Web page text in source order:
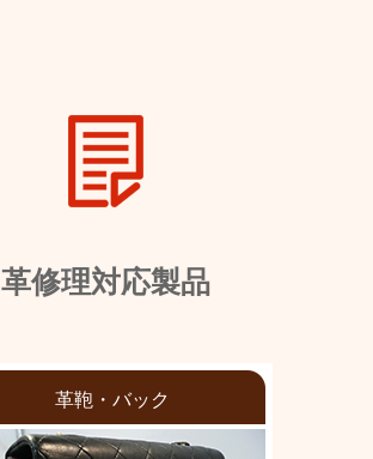
革修理対応製品
革鞄・バック